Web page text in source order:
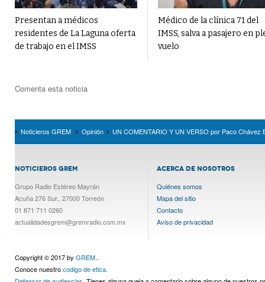
Presentan a médicos
residentes de La Laguna oferta
de trabajo en el IMSS
Médico de la clínica 71 del
IMSS, salva a pasajero en
vuelo
Comenta esta noticia
Noticieros GREM Opinión UN COMENTARIO Y UN VERSO por Paco Chávez
NOTICIEROS GREM
Grupo Radio Estéreo Mayrán
Acuña 276 Sur., 27000 Torreón
01 871 711 0260
actualidadesgrem@gremradio.com.mx
ACERCA DE NOSOTROS
Quiénes somos
Mapa del sitio
Contacto
Aviso de privacidad
Copyright © 2017 by GREM..
Conoce nuestrocodigo de etica.